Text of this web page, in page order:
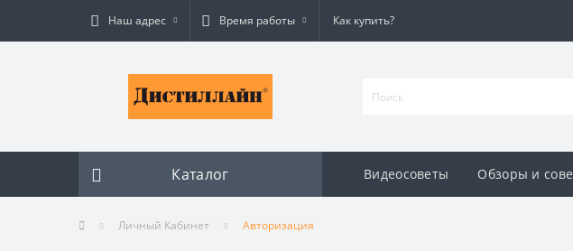
Наш адрес Время работы Как купить?
Каталог Видеосоветы Обзоры и
Личный Кабинет Авторизация